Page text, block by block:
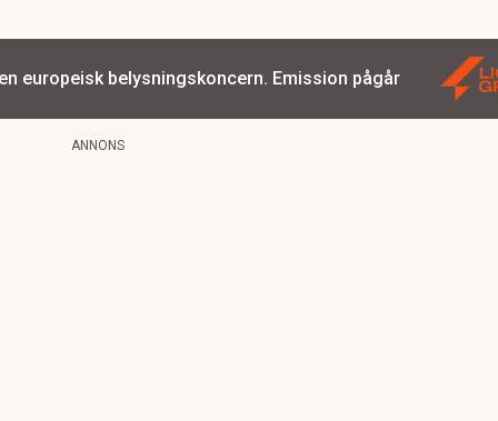
europeisk belysningskoncern. Emission pågår
ANNONS